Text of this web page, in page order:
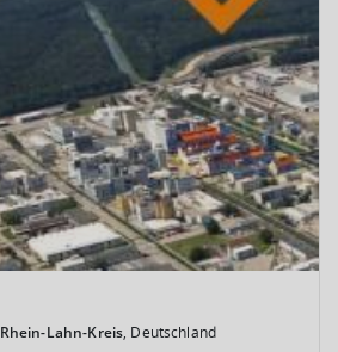
Rhein-Lahn-Kreis, Deutschland